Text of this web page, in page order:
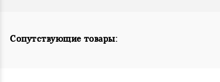
Сопутствующие товары: